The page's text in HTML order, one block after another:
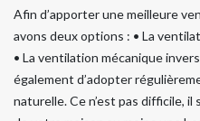
Afin d’apporter une meilleure
avons deux options : • La
• La ventilation mécanique
également d’adopter
naturelle. Ce n’est pas difficile,